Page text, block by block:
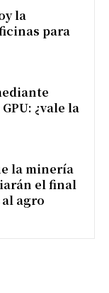
la
para
¿vale la
la minería
el final
agro